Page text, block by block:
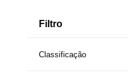
Filtro
Classificação